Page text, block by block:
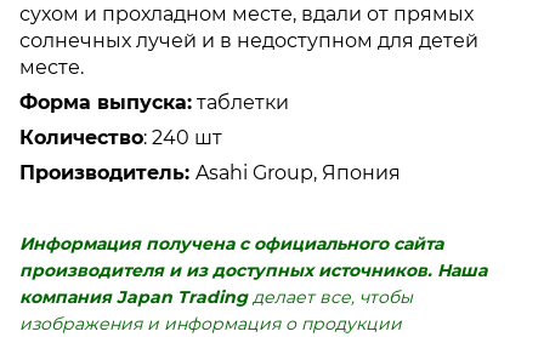
сухом и прохладном месте, вдали от прямых
солнечных лучей и в недоступном для детей
месте.
Форма выпуска: таблетки
Количество: 240 шт
Производитель: Asahi Group, Япония
Информация получена с официального сайта
производителя и из доступных источников. Наша
компания Japan Tradingделает все, чтобы
изображения и информация о продукции